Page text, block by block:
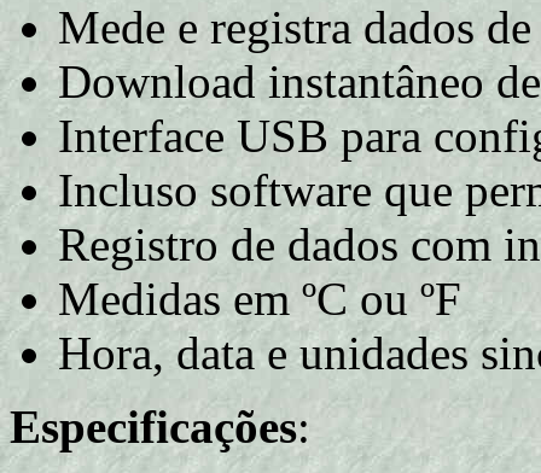
Mede e registra dados
Download instantâneo
Interface USB para
Incluso software que
Registro de dados com
Medidas em ºC ou ºF
Hora, data e unidades
Especificações: